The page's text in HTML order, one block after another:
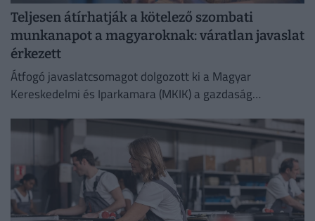
Teljesen átírhatják a kötelező szombati
munkanapot a magyaroknak: váratlan javaslat
érkezett
Átfogó javaslatcsomagot dolgozott ki a Magyar
Kereskedelmi és Iparkamara (MKIK) a gazdaság
kezelése érdekében.